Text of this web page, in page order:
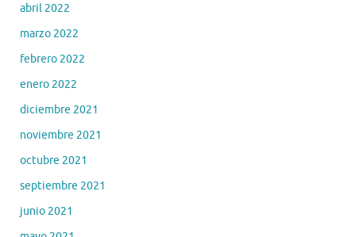
abril 2022
marzo 2022
febrero 2022
enero 2022
diciembre 2021
noviembre 2021
octubre 2021
septiembre 2021
junio 2021